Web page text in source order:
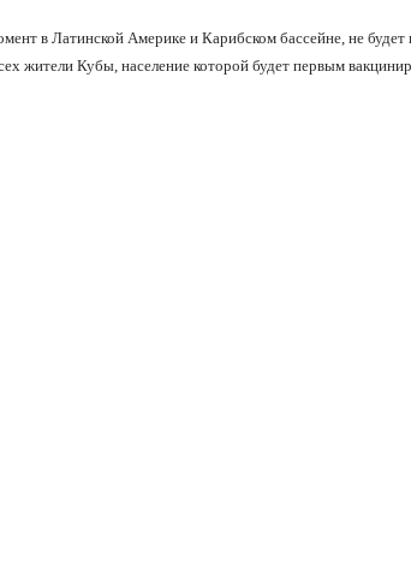
в Латинской Америке и Карибском бассейне, не будет
жители Кубы, население которой будет первым